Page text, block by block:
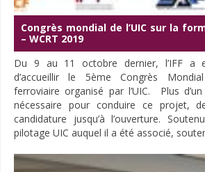
Congrès mondial de l’UIC sur la
– WCRT 2019
Du 9 au 11 octobre dernier, l’IFF a
d’accueillir le 5ème Congrès
ferroviaire organisé par l’UIC. Plus
nécessaire pour conduire ce projet,
candidature jusqu’à l’ouverture.
pilotage UIC auquel il a été associé,